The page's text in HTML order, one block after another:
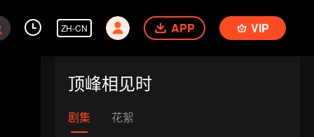
ZH-CN APP VIP
顶峰相见时
剧集 花絮